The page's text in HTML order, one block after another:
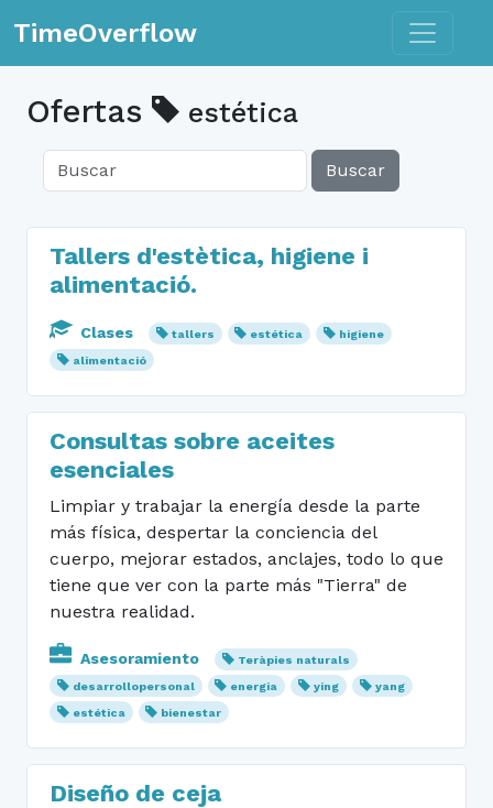
TimeOverflow Toggle
Ofertas estética
Buscar
Tallers d'estètica, higiene i
alimentació.
Clases tallers estética
higiene
alimentació
Consultas sobre aceites
esenciales
Limpiar y trabajar la energía desde la parte
más física, despertar la conciencia del
cuerpo, mejorar estados, anclajes, todo lo que
tiene que ver con la parte más "Tierra" de
nuestra realidad.
Asesoramiento
Teràpies naturals
desarrollopersonal
energia ying
yang
estética
bienestar
Diseño de ceja